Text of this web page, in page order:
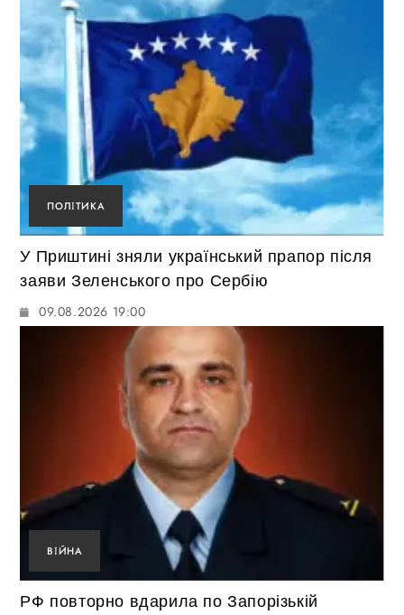
ПОЛІТИКА
У Приштині зняли український прапор після
заяви Зеленського про Сербію
09.08.2026 19:00
ВІЙНА
РФ повторно вдарила по Запорізькій